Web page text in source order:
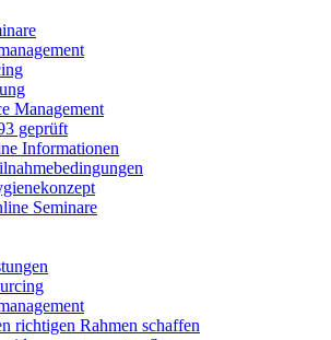
Management
geprüft
Informationen
Seminare
richtigen Rahmen schaffen